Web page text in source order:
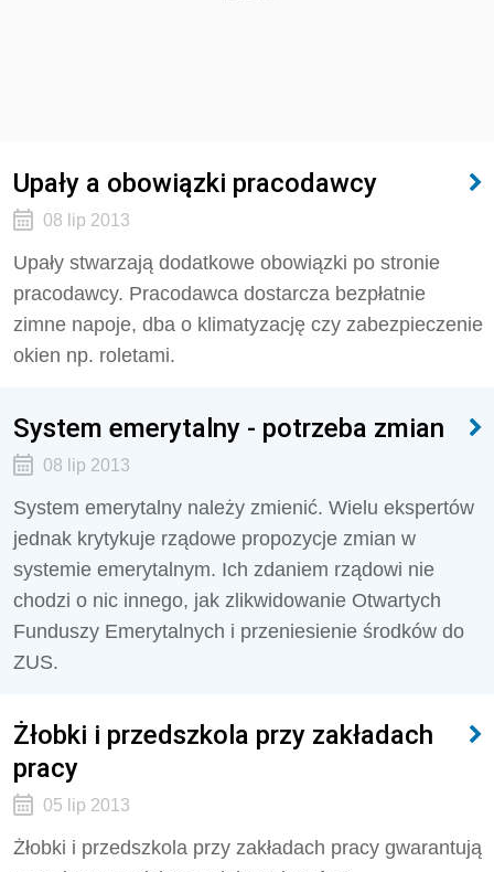
Upały a obowiązki pracodawcy
08 lip 2013
Upały stwarzają dodatkowe obowiązki po stronie
pracodawcy. Pracodawca dostarcza bezpłatnie
zimne napoje, dba o klimatyzację czy zabezpieczenie
okien np. roletami.
System emerytalny - potrzeba zmian
08 lip 2013
System emerytalny należy zmienić. Wielu ekspertów
jednak krytykuje rządowe propozycje zmian w
systemie emerytalnym. Ich zdaniem rządowi nie
chodzi o nic innego, jak zlikwidowanie Otwartych
Funduszy Emerytalnych i przeniesienie środków do
ZUS.
Żłobki i przedszkola przy zakładach
pracy
05 lip 2013
Żłobki i przedszkola przy zakładach pracy gwarantują